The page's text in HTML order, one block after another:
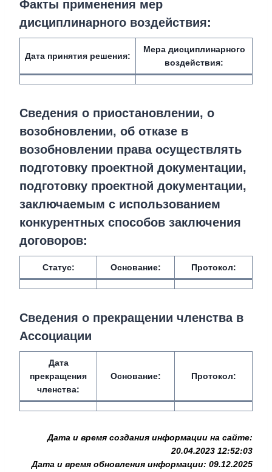
Факты применения мер
дисциплинарного воздействия:
Дата принятия решения:
Мера дисциплинарного
воздействия:
Сведения о приостановлении, о
возобновлении, об отказе в
возобновлении права осуществлять
подготовку проектной документации,
подготовку проектной документации,
заключаемым с использованием
конкурентных способов заключения
договоров:
Статус: Основание: Протокол:
Сведения о прекращении членства в
Ассоциации
Дата
прекращения
членства:
Основание: Протокол:
Дата и время создания информации на сайте:
20.04.2023 12:52:03
Дата и время обновления информации: 09.12.2025